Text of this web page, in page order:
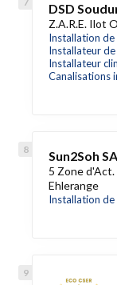
DSD
Z.A.R.E. Ilot
Installation de
Installateur
Installateur
Canalisations
Sun2Soh
5 Zone d'Act.
Ehlerange
Installation de